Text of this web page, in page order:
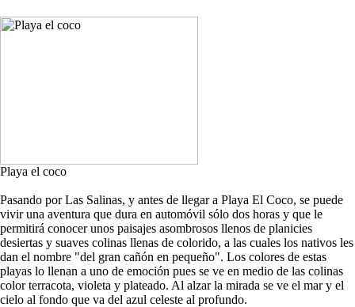
Playa el coco
Pasando por Las Salinas, y antes de llegar a Playa El Coco, se puede
vivir una aventura que dura en automóvil sólo dos horas y que le
permitirá conocer unos paisajes asombrosos llenos de planicies
desiertas y suaves colinas llenas de colorido, a las cuales los nativos les
dan el nombre "del gran cañón en pequeño". Los colores de estas
playas lo llenan a uno de emoción pues se ve en medio de las colinas
color terracota, violeta y plateado. Al alzar la mirada se ve el mar y el
cielo al fondo que va del azul celeste al profundo.